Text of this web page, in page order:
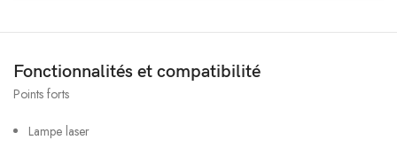
Fonctionnalités et compatibilité
Points forts
Lampe laser